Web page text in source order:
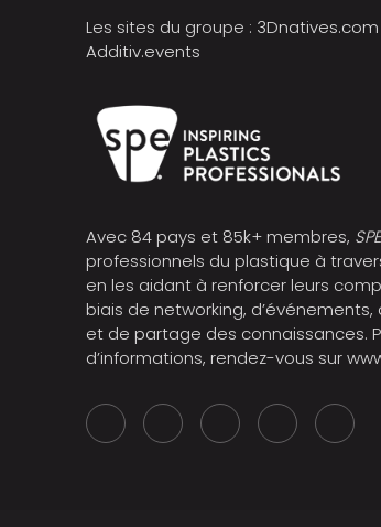
Les sites du groupe : 3Dnatives.com
Additiv.events
Avec 84 pays et 85k+ membres,
professionnels du plastique à
en les aidant à renforcer leurs
biais de networking,
et de partage des connaissances.
d’informations, rendez-vous sur